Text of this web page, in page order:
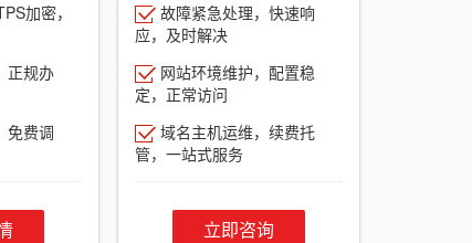
加密，
正规办
免费调
故障紧急处理，快速响
应，及时解决
网站环境维护，配置稳
定，正常访问
域名主机运维，续费托
管，一站式服务
立即咨询